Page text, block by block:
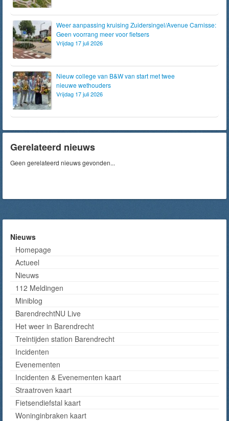
Weer aanpassing kruising Zuidersingel/Avenue Carnisse:
Geen voorrang meer voor fietsers
Vrijdag 17 juli 2026
Nieuw college van B&W van start met twee
nieuwe wethouders
Vrijdag 17 juli 2026
Gerelateerd nieuws
Geen gerelateerd nieuws gevonden...
Nieuws
Homepage
Actueel
Nieuws
112 Meldingen
Miniblog
BarendrechtNU Live
Het weer in Barendrecht
Treintijden station Barendrecht
Incidenten
Evenementen
Incidenten & Evenementen kaart
Straatroven kaart
Fietsendiefstal kaart
Woninginbraken kaart